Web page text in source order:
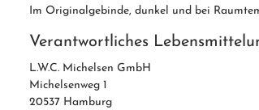
Im Originalgebinde, dunkel und bei
Verantwortliches
L.W.C. Michelsen GmbH
Michelsenweg 1
20537 Hamburg